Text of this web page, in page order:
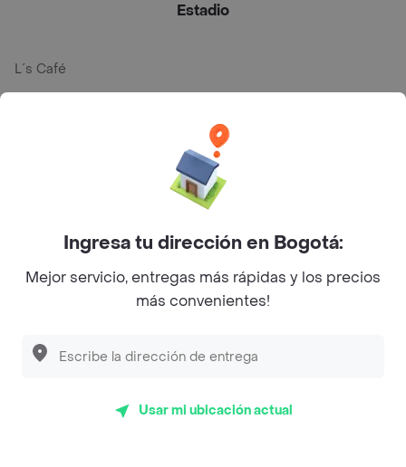
Estadio
L´s Café
Myriam Camhi Co
Magnifique
Desayunadero de la 42
Sopitas y Frijoladas
Ingresa tu dirección en Bogotá:
Mejor servicio, entregas más rápidas y los precios
más convenientes!
Usar mi ubicación actual